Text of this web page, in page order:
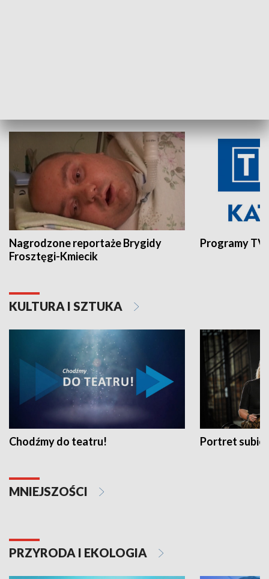
Nagrodzone reportaże Brygidy
Frosztęgi-Kmiecik
Programy
KULTURA I SZTUKA
Chodźmy do teatru! Portret
MNIEJSZOŚCI
PRZYRODA I EKOLOGIA